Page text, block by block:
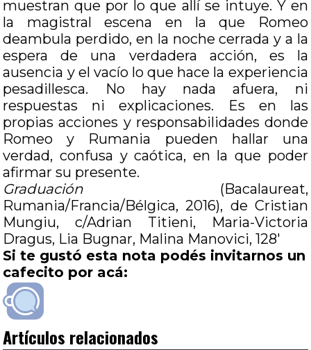
muestran que por lo que allí se intuye. Y en
la magistral escena en la que Romeo
deambula perdido, en la noche cerrada y a la
espera de una verdadera acción, es la
ausencia y el vacío lo que hace la experiencia
pesadillesca. No hay nada afuera, ni
respuestas ni explicaciones. Es en las
propias acciones y responsabilidades donde
Romeo y Rumania pueden hallar una
verdad, confusa y caótica, en la que poder
afirmar su presente.
Graduación (Bacalaureat,
Rumania/Francia/Bélgica, 2016), de Cristian
Mungiu, c/Adrian Titieni, Maria-Victoria
Dragus, Lia Bugnar, Malina Manovici, 128′
Si te gustó esta nota podés invitarnos un
cafecito por acá:
Artículos relacionados